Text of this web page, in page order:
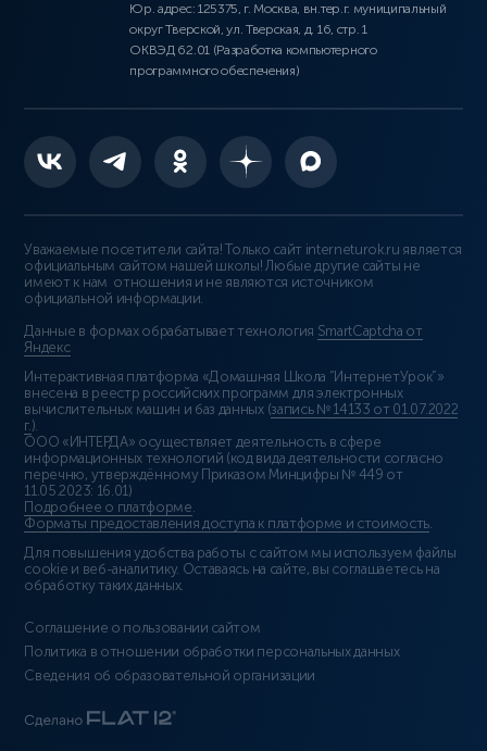
Юр. адрес: 125375, г. Москва, вн.тер.г. муниципальный
округ Тверской, ул. Тверская, д. 16, стр. 1
ОКВЭД 62.01 (Разработка компьютерного
программного обеспечения)
Уважаемые посетители сайта! Только сайт interneturok.ru является
официальным сайтом нашей школы! Любые другие сайты не
имеют к нам отношения и не являются источником
официальной информации.
Данные в формах обрабатывает технология SmartCaptcha от
Яндекс
Интерактивная платформа «Домашняя Школа “ИнтернетУрок”»
внесена в реестр российских программ для электронных
вычислительных машин и баз данных (запись № 14133 от 01.07.2022
г.).
ООО «ИНТЕРДА» осуществляет деятельность в сфере
информационных технологий (код вида деятельности согласно
перечню, утверждённому Приказом Минцифры № 449 от
11.05.2023: 16.01)
Подробнее о платформе.
Форматы предоставления доступа к платформе и стоимость.
Для повышения удобства работы с сайтом мы используем файлы
cookie и веб-аналитику. Оставаясь на сайте, вы соглашаетесь на
обработку таких данных.
Соглашение о пользовании сайтом
Политика в отношении обработки персональных данных
Сведения об образовательной организации